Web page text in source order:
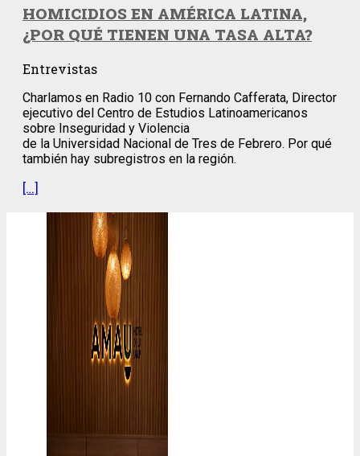
HOMICIDIOS EN AMÉRICA LATINA,
¿POR QUÉ TIENEN UNA TASA ALTA?
Entrevistas
Charlamos en Radio 10 con Fernando Cafferata, Director
ejecutivo del Centro de Estudios Latinoamericanos
sobre Inseguridad y Violencia
de la Universidad Nacional de Tres de Febrero. Por qué
también hay subregistros en la región.
[…]